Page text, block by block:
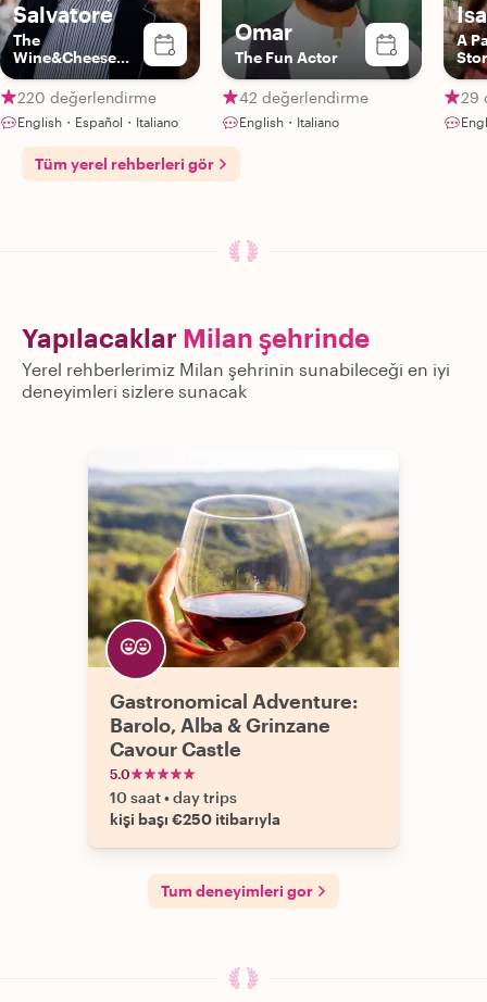
Salvatore
The
Wine&Cheese
Expert
220 değerlendirme
English・Español・Italiano
Omar
The Fun Actor
42 değerlendirme
English・Italiano
Isa
A
29
Tüm yerel rehberleri gör
Yapılacaklar Milan şehrinde
Yerel rehberlerimiz Milan şehrinin sunabileceği en iyi
deneyimleri sizlere sunacak
Gastronomical Adventure:
Barolo, Alba & Grinzane
Cavour Castle
5.0
10 saat•day trips
kişi başı €250 itibarıyla
Tum deneyimleri gor